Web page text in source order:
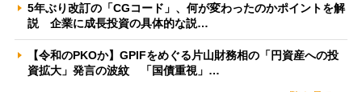
5年ぶり改訂の「CGコード」、何が変わったのかポイントを解
説 企業に成長投資の具体的な説…
【令和のPKOか】GPIFをめぐる片山財務相の「円資産への投
資拡大」発言の波紋 「国債重視」…